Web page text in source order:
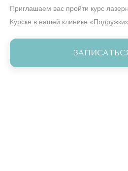
Приглашаем вас пройти курс
Курске в нашей клинике «Подружки».